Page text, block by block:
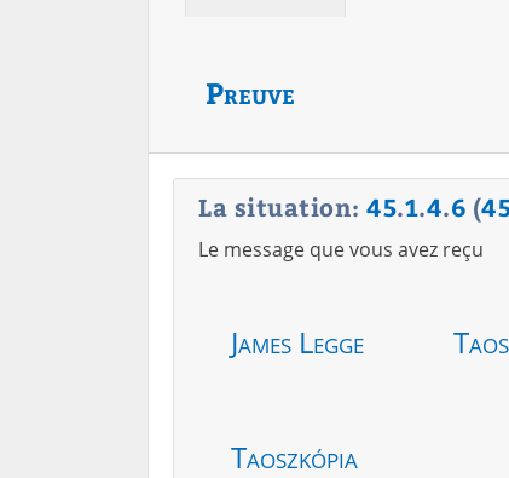
Preuve
La situation: 45.1.4.6 (
Le message que vous avez reçu
James Legge
Taoszkópia